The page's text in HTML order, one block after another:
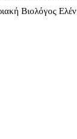
Βιολόγος